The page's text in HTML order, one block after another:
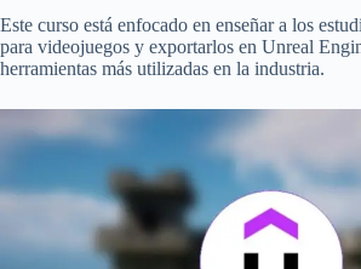
Este curso está enfocado en enseñar a los
para videojuegos y exportarlos en Unreal
herramientas más utilizadas en la industria.